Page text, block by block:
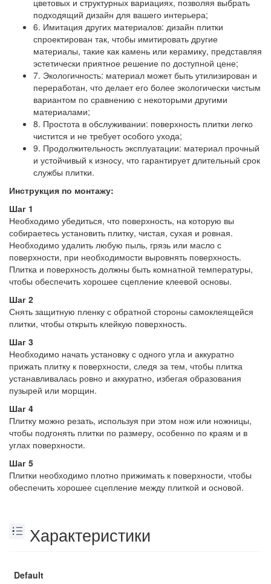
подходящий дизайн для вашего интерьера;
6. Имитация других материалов: дизайн плитки
спроектирован так, чтобы имитировать другие
материалы, такие как камень или керамику, представляя
эстетически приятное решение по доступной цене;
7. Экологичность: материал может быть утилизирован и
переработан, что делает его более экологически чистым
вариантом по сравнению с некоторыми другими
материалами;
8. Простота в обслуживании: поверхность плитки легко
чистится и не требует особого ухода;
9. Продолжительность эксплуатации: материал прочный
и устойчивый к износу, что гарантирует длительный срок
службы плитки.
Инструкция по монтажу:
Шаг 1
Необходимо убедиться, что поверхность, на которую вы
собираетесь установить плитку, чистая, сухая и ровная.
Необходимо удалить любую пыль, грязь или масло с
поверхности, при необходимости выровнять поверхность.
Плитка и поверхность должны быть комнатной температуры,
чтобы обеспечить хорошее сцепление клеевой основы.
Шаг 2
Снять защитную пленку с обратной стороны самоклеящейся
плитки, чтобы открыть клейкую поверхность.
Шаг 3
Необходимо начать установку с одного угла и аккуратно
прижать плитку к поверхности, следя за тем, чтобы плитка
устанавливалась ровно и аккуратно, избегая образования
пузырей или морщин.
Шаг 4
Плитку можно резать, используя при этом нож или ножницы,
чтобы подгонять плитки по размеру, особенно по краям и в
углах поверхности.
Шаг 5
Плитки необходимо плотно прижимать к поверхности, чтобы
обеспечить хорошее сцепление между плиткой и основой.
Характеристики
Default